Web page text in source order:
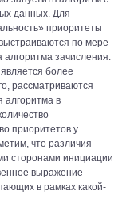
данных. Для
приоритеты
по мере
алгоритма зачисления.
более
рассматриваются
алгоритма в
приоритетов у
что различия
сторонами инициации
выражение
в рамках какой-